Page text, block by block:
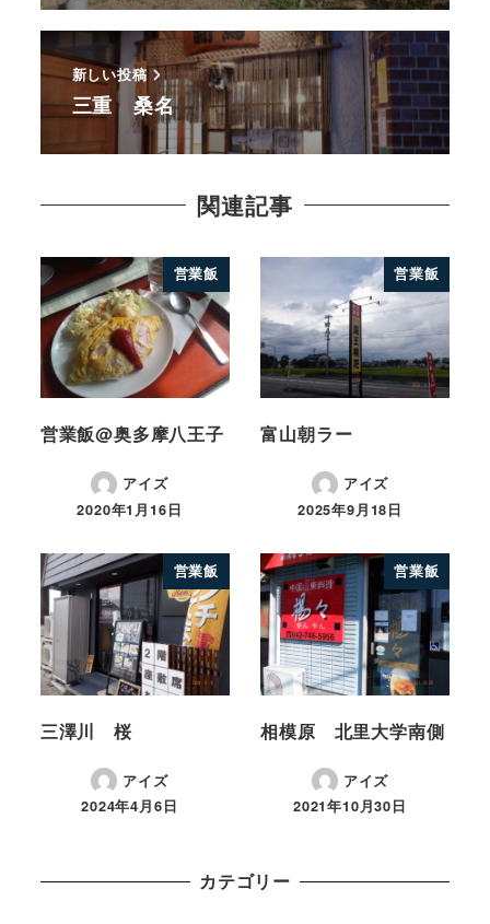
新しい投稿
三重 桑名
関連記事
営業飯
営業飯@奥多摩八王子
アイズ
2020年1月16日
営業飯
富山朝ラー
アイズ
2025年9月18日
営業飯
三澤川 桜
アイズ
2024年4月6日
営業飯
相模原 北里大学南側
アイズ
2021年10月30日
カテゴリー